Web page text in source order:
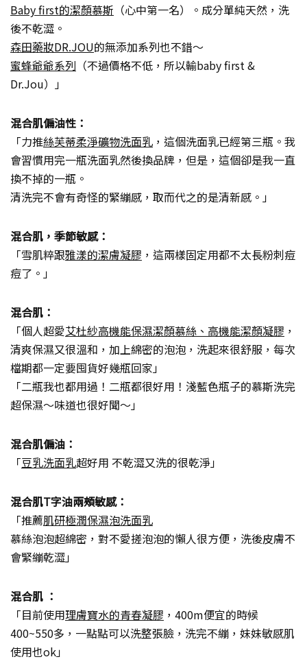
Baby first的潔顏慕斯 （心中第一名）。成分單純天然，洗
後不乾澀。
森田藥妝DR.JOU的無添加系列也不錯～
蜜蜂爺爺系列 （不過價格不低，所以輸baby first &
Dr.Jou）」
混合肌偏油性：
「力推絲芙蒂柔淨礦物洗面乳 ，這個洗面乳已經第三瓶。我
會習慣用完一瓶洗面乳然後換品牌，但是，這個卻是我一直
換不掉的一瓶。
清洗完不會有奇怪的緊繃感，取而代之的是清新感。」
混合肌，季節敏感：
「雪肌粹跟雅漾的潔膚凝膠 ，這兩樣固定用都不太長粉刺痘
痘了。」
混合肌：
「個人超愛艾杜紗高機能保濕潔顏慕絲、高機能潔顏凝膠 ，
清爽保濕又很溫和，加上綿密的泡泡，洗起來很舒服，每次
檔期都一定要囤貨好幾瓶回家」
「二瓶我也都用過！二瓶都很好用！淺藍色瓶子的慕斯洗完
超保濕～味道也很好聞～」
混合肌偏油：
「豆乳洗面乳超好用 不乾澀又洗的很乾淨」
混合肌T字油兩頰敏感：
「推薦肌研極潤保濕泡洗面乳
慕絲泡泡超綿密，對不愛搓泡泡的懶人很方便，洗後皮膚不
會緊繃乾澀」
混合肌 ：
「目前使用理膚寶水的青春凝膠 ，400m便宜的時候
400~550多，一點點可以洗整張臉，洗完不繃，妹妹敏感肌
使用也ok」